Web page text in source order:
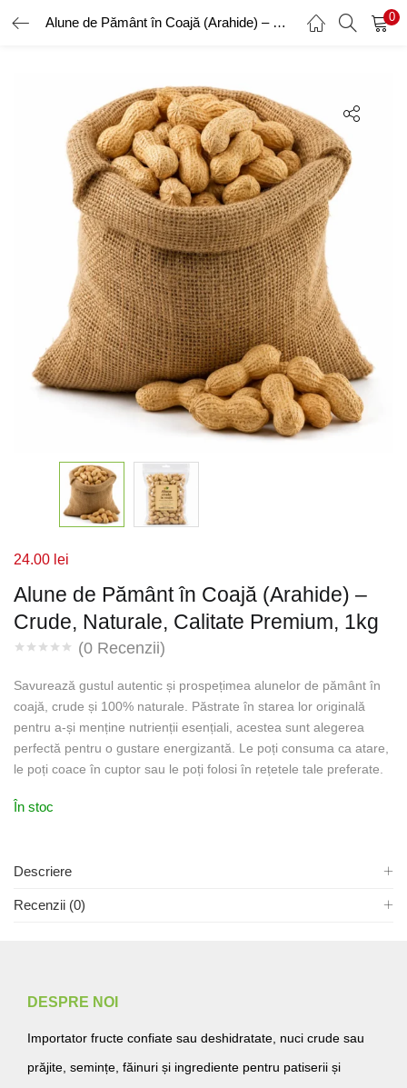
Alune de Pământ în Coajă (Arahide) – Crude, Naturale, Calitate Premium, 1kg 0
AUTENTIFICARE ÎNREGISTRARE
Introduceți numele de utilizator și parola pentru a vă autentifica.
Amintește-ți de mine
Ai uitat parola?
Alune de Pământ în Coajă (Arahide) –
Crude, Naturale, Calitate Premium, 1kg
(0 Recenzii)
24.00 lei
Savurează gustul autentic și prospețimea alunelor de pământ în
coajă, crude și 100% naturale. Păstrate în starea lor originală
pentru a-și menține nutrienții esențiali, acestea sunt alegerea
perfectă pentru o gustare energizantă. Le poți consuma ca atare,
le poți coace în cuptor sau le poți folosi în rețetele tale preferate.
În stoc
Descriere
Recenzii (0)
DESPRE NOI
Importator fructe confiate sau deshidratate, nuci crude sau
prăjite, semințe, făinuri și ingrediente pentru patiserii și